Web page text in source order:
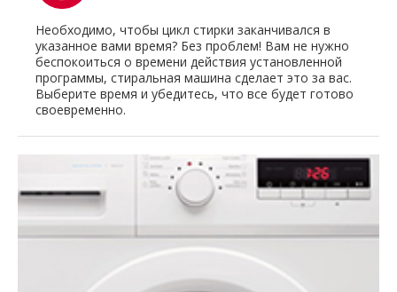
Необходимо, чтобы цикл стирки заканчивался в
указанное вами время? Без проблем! Вам не нужно
беспокоиться о времени действия установленной
программы, стиральная машина сделает это за вас.
Выберите время и убедитесь, что все будет готово
своевременно.